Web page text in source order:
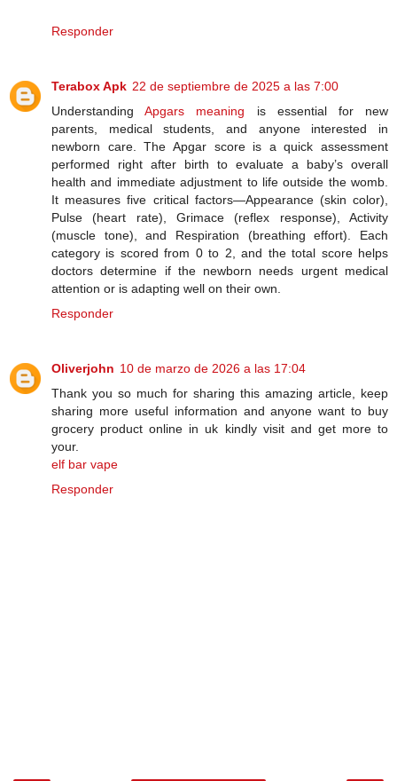
Responder
Terabox Apk 22 de septiembre de 2025 a las 7:00
UnderstandingApgars meaning is essential for new
parents, medical students, and anyone interested in
newborn care. The Apgar score is a quick assessment
performed right after birth to evaluate a baby’s overall
health and immediate adjustment to life outside the womb.
It measures five critical factors—Appearance (skin color),
Pulse (heart rate), Grimace (reflex response), Activity
(muscle tone), and Respiration (breathing effort). Each
category is scored from 0 to 2, and the total score helps
doctors determine if the newborn needs urgent medical
attention or is adapting well on their own.
Responder
Oliverjohn 10 de marzo de 2026 a las 17:04
Thank you so much for sharing this amazing article, keep
sharing more useful information and anyone want to buy
grocery product online in uk kindly visit and get more to
your.
elf bar vape
Responder